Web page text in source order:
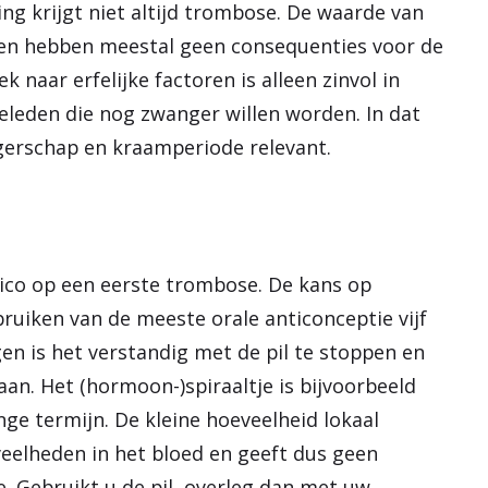
krijgt niet altijd trombose. De waarde van
hebben meestal geen consequenties voor de
naar erfelijke factoren is alleen zinvol in
die nog zwanger willen worden. In dat
en kraamperiode relevant.
op een eerste trombose. De kans op
van de meeste orale anticonceptie vijf
is het verstandig met de pil te stoppen en
Het (hormoon-)spiraaltje is bijvoorbeeld
termijn. De kleine hoeveelheid lokaal
in het bloed en geeft dus geen